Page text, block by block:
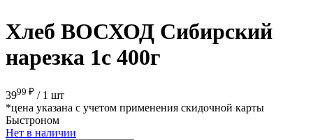
Хлеб ВОСХОД Сибирский
нарезка 1с 400г
3999 ₽ / 1 шт
*цена указана с учетом применения скидочной карты
Быстроном
Нет в наличии